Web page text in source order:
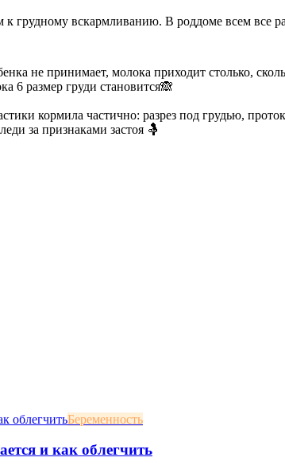
грудному вскармливанию. В роддоме всем все
не принимает, молока приходит столько,
6 размер груди становится🙈
кормила частично: разрез под грудью,
за признаками застоя 🤱
Беременность
и как облегчить